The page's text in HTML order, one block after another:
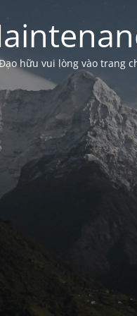
hữu vui lòng vào trang